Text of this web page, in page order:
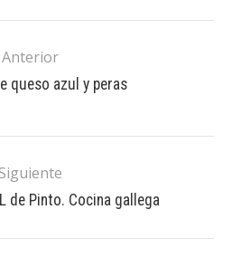
Anterior
queso azul y peras
Siguiente
de Pinto. Cocina gallega